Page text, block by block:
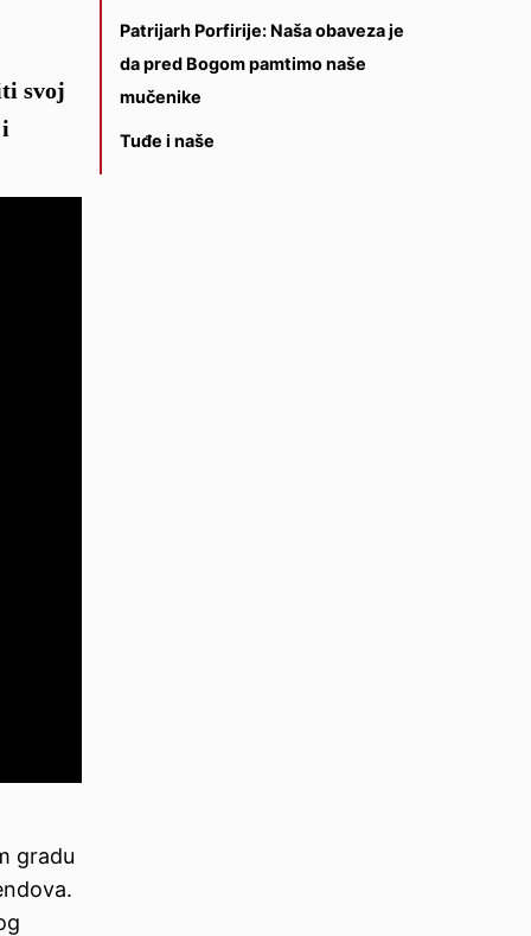
svoj
gradu
Patrijarh Porfirije: Naša obaveza je
da pred Bogom pamtimo naše
mučenike
Tuđe i naše